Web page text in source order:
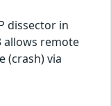
dissector in
allows remote
(crash) via